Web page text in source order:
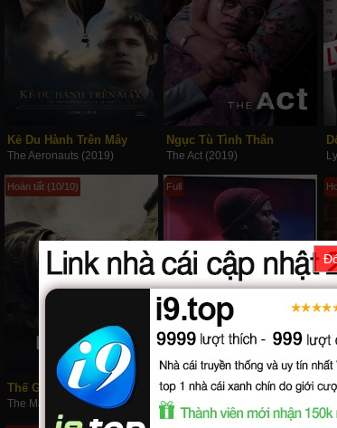
Kẻ Du Hành Trên Mây
The Aeronauts (2019)
Ngục Tù Tình Thân
The Act (2019)
Hoàn tất (10/10) Full
Màu Da Mỹ
American Skin (2019)